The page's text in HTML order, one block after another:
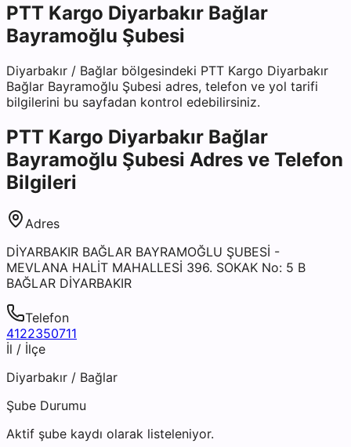
PTT Kargo Diyarbakır Bağlar
Bayramoğlu Şubesi
Diyarbakır / Bağlar bölgesindeki PTT Kargo Diyarbakır
Bağlar Bayramoğlu Şubesi adres, telefon ve yol tarifi
bilgilerini bu sayfadan kontrol edebilirsiniz.
PTT Kargo Diyarbakır Bağlar
Bayramoğlu Şubesi Adres ve Telefon
Bilgileri
Adres
DİYARBAKIR BAĞLAR BAYRAMOĞLU ŞUBESİ -
MEVLANA HALİT MAHALLESİ 396. SOKAK No: 5 B
BAĞLAR DİYARBAKIR
Telefon
4122350711
İl / İlçe
Diyarbakır / Bağlar
Şube Durumu
Aktif şube kaydı olarak listeleniyor.